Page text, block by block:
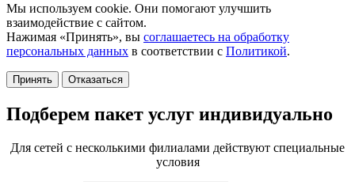
Мы используем cookie. Они помогают улучшить
взаимодействие с сайтом.
Нажимая «Принять», вы соглашаетесь на обработку
персональных данных в соответствии с Политикой.
Принять Отказаться
Подберем пакет услуг индивидуально
Для сетей с несколькими филиалами действуют специальные
условия